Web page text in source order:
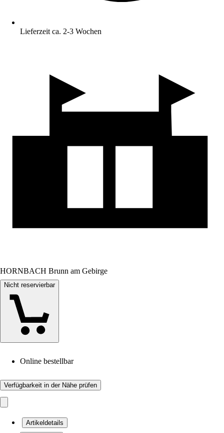
Lieferzeit ca. 2-3 Wochen
HORNBACH Brunn am Gebirge
Nicht reservierbar
Online bestellbar
Verfügbarkeit in der Nähe prüfen
Artikeldetails